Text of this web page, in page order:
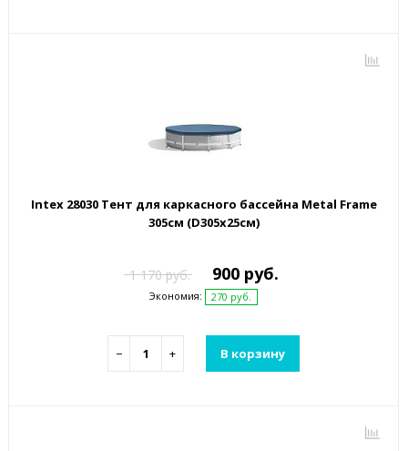
Intex 28030 Тент для каркасного бассейна Metal Frame
305см (D305х25см)
1 170 руб. 900 руб.
Экономия: 270 руб.
− + В корзину